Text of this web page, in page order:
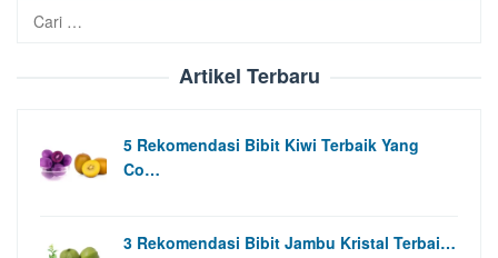
untuk:
Artikel Terbaru
5 Rekomendasi Bibit Kiwi Terbaik Yang
Co…
3 Rekomendasi Bibit Jambu Kristal Terbai…